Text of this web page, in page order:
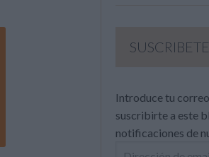
SUSCRIBETE
Introduce tu
suscribirte a este
notificaciones de
Dirección